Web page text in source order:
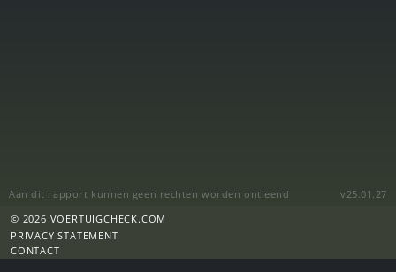
Aan dit rapport kunnen geen rechten worden ontleend
v25.01.27
© 2026 VOERTUIGCHECK.COM
PRIVACY STATEMENT
CONTACT